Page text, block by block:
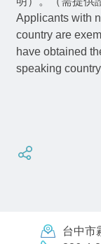
Applicants with
country are
have obtained
speaking
台中市